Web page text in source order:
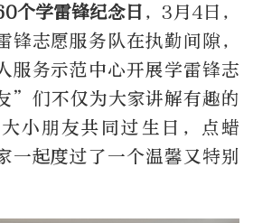
个学雷锋纪念日 ，3月4日，
锋志愿服务队在执勤间隙，
服务示范中心开展学雷锋志
”们不仅为大家讲解有趣的
小朋友共同过生日，点蜡
一起度过了一个温馨又特别